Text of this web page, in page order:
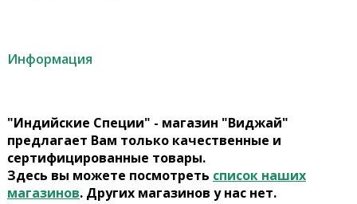
Информация
"Индийские Специи" - магазин "Виджай"
предлагает Вам только качественные и
сертифицированные товары.
Здесь вы можете посмотреть список наших
магазинов. Других магазинов у нас нет.